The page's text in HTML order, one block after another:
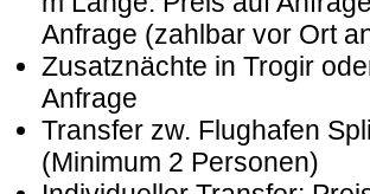
Anfrage (zahlbar vor Ort
Zusatznächte in Trogir
Anfrage
Transfer zw. Flughafen
(Minimum 2 Personen)